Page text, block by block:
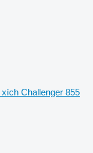
Challenger 855